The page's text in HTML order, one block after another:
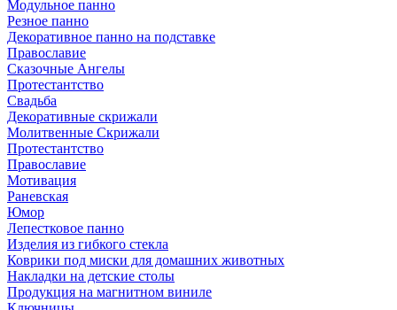
Модульное панно
Резное панно
Декоративное панно на подставке
Православие
Сказочные Ангелы
Протестантство
Свадьба
Декоративные скрижали
Молитвенные Скрижали
Протестантство
Православие
Мотивация
Раневская
Юмор
Лепестковое панно
Изделия из гибкого стекла
Коврики под миски для домашних животных
Накладки на детские столы
Продукция на магнитном виниле